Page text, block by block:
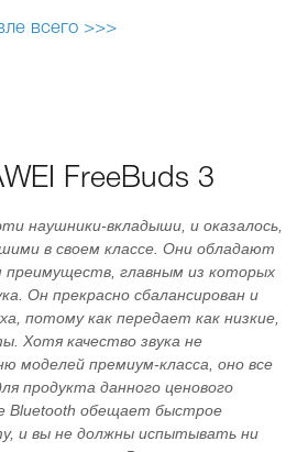
всего >>>
FreeBuds 3
наушники-вкладыши, и оказалось,
в своем классе. Они обладают
преимуществ, главным из которых
Он прекрасно сбалансирован и
потому как передает как низкие,
Хотя качество звука не
моделей премиум-класса, оно все
продукта данного ценового
Bluetooth обещает быстрое
и вы не должны испытывать ни